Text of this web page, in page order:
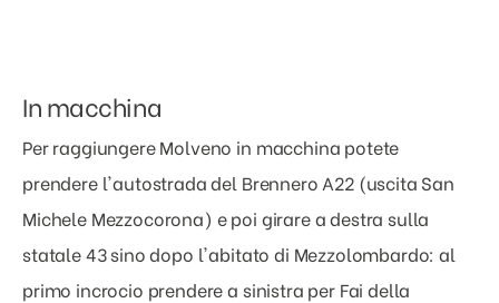
In macchina
Per raggiungere Molveno in macchina potete
prendere l'autostrada del Brennero A22 (uscita San
Michele Mezzocorona) e poi girare a destra sulla
statale 43 sino dopo l'abitato di Mezzolombardo: al
primo incrocio prendere a sinistra per Fai della